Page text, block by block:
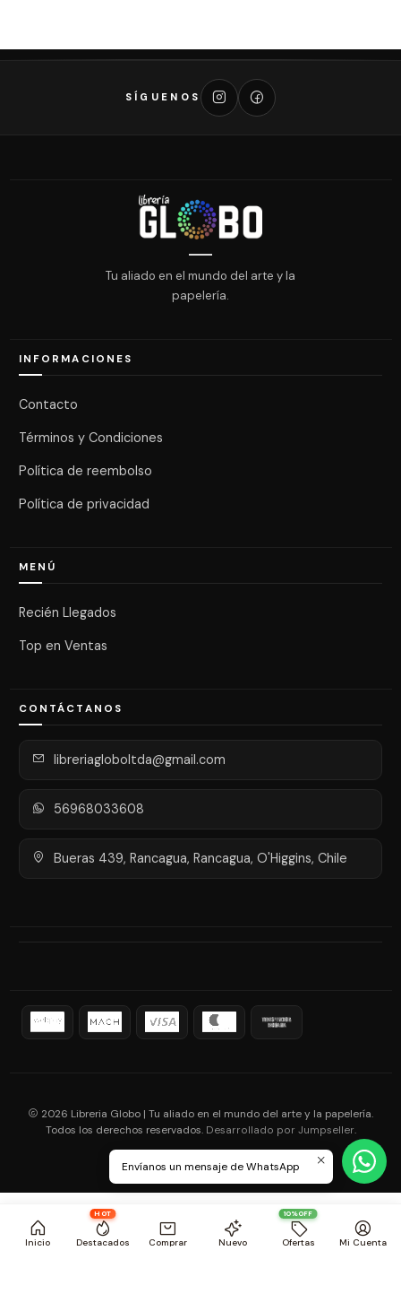
Inicio
HOT
Destacados Comprar Nuevo
10%OFF
Ofertas Mi Cuenta
SÍGUENOS
Tu aliado en el mundo del arte y la
papelería.
INFORMACIONES
Contacto
Términos y Condiciones
Política de reembolso
Política de privacidad
MENÚ
Recién Llegados
Top en Ventas
CONTÁCTANOS
libreriagloboltda@gmail.com
56968033608
Bueras 439, Rancagua, Rancagua, O'Higgins, Chile
2026 Libreria Globo | Tu aliado en el mundo del arte y la papelería.
Todos los derechos reservados. Desarrollado por Jumpseller.
Envíanos un mensaje de WhatsApp